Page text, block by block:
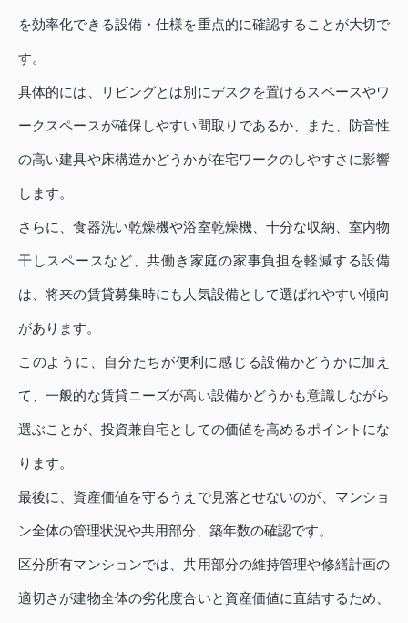
を効率化できる設備・仕様を重点的に確認することが大切で
す。
具体的には、リビングとは別にデスクを置けるスペースやワ
ークスペースが確保しやすい間取りであるか、また、防音性
の高い建具や床構造かどうかが在宅ワークのしやすさに影響
します。
さらに、食器洗い乾燥機や浴室乾燥機、十分な収納、室内物
干しスペースなど、共働き家庭の家事負担を軽減する設備
は、将来の賃貸募集時にも人気設備として選ばれやすい傾向
があります。
このように、自分たちが便利に感じる設備かどうかに加え
て、一般的な賃貸ニーズが高い設備かどうかも意識しながら
選ぶことが、投資兼自宅としての価値を高めるポイントにな
ります。
最後に、資産価値を守るうえで見落とせないのが、マンショ
ン全体の管理状況や共用部分、築年数の確認です。
区分所有マンションでは、共用部分の維持管理や修繕計画の
適切さが建物全体の劣化度合いと資産価値に直結するため、